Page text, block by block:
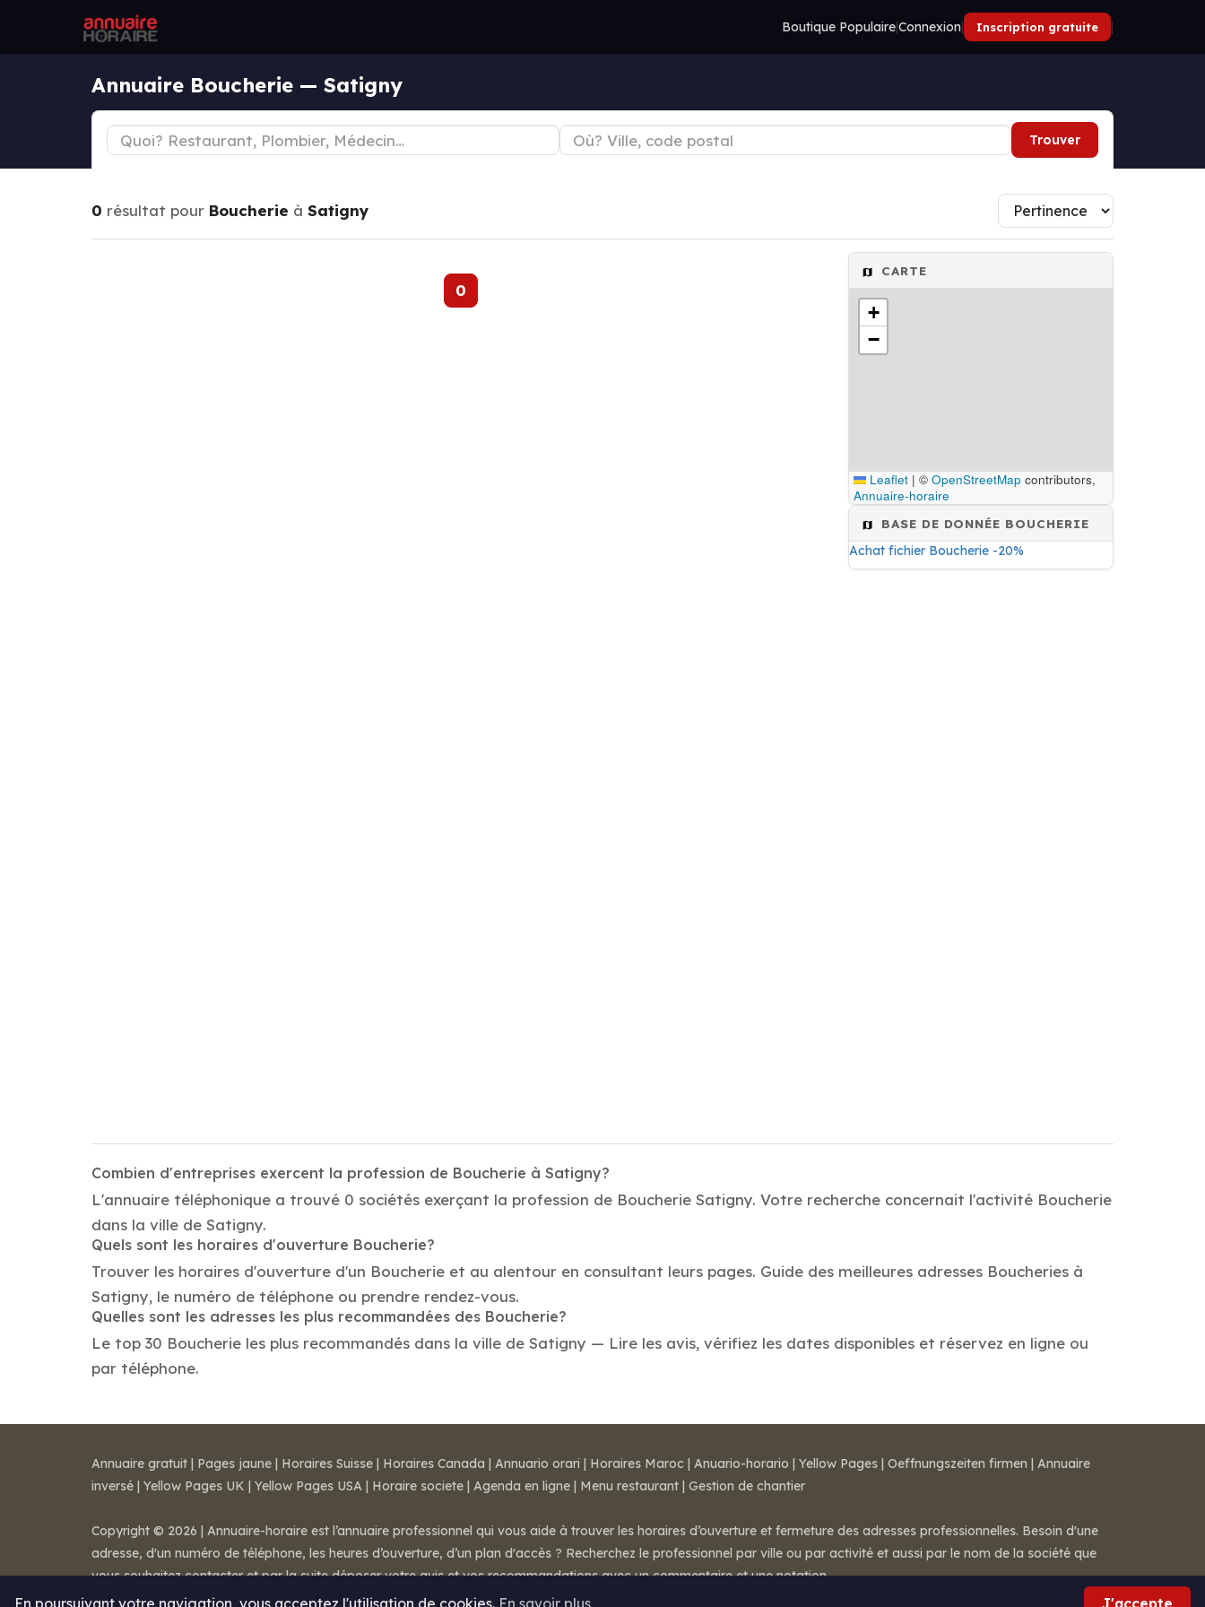
Boutique Populaire|Connexion| Inscription gratuite |
Annuaire Boucherie — Satigny
Trouver
0 résultat pour Boucherie à Satigny
0
CARTE
+
−
Leaflet | © OpenStreetMap contributors,
Annuaire-horaire
BASE DE DONNÉE BOUCHERIE
Achat fichier Boucherie -20%
Combien d'entreprises exercent la profession de Boucherie à Satigny?
L'annuaire téléphonique a trouvé 0 sociétés exerçant la profession de Boucherie Satigny. Votre recherche concernait l'activité Boucherie
dans la ville de Satigny.
Quels sont les horaires d'ouverture Boucherie?
Trouver les horaires d'ouverture d'un Boucherie et au alentour en consultant leurs pages. Guide des meilleures adresses Boucheries à
Satigny, le numéro de téléphone ou prendre rendez-vous.
Quelles sont les adresses les plus recommandées des Boucherie?
Le top 30 Boucherie les plus recommandés dans la ville de Satigny — Lire les avis, vérifiez les dates disponibles et réservez en ligne ou
par téléphone.
En poursuivant votre navigation, vous acceptez l'utilisation de cookies. En savoir plus J'accepte
Annuaire gratuit | Pages jaune | Horaires Suisse | Horaires Canada | Annuario orari | Horaires Maroc | Anuario-horario | Yellow Pages | Oeffnungszeiten firmen | Annuaire
inversé | Yellow Pages UK | Yellow Pages USA | Horaire societe | Agenda en ligne | Menu restaurant | Gestion de chantier
Copyright © 2026 | Annuaire-horaire est l’annuaire professionnel qui vous aide à trouver les horaires d’ouverture et fermeture des adresses professionnelles. Besoin d'une
adresse, d'un numéro de téléphone, les heures d’ouverture, d’un plan d'accès ? Recherchez le professionnel par ville ou par activité et aussi par le nom de la société que
vous souhaitez contacter et par la suite déposer votre avis et vos recommandations avec un commentaire et une notation.
Mentions légales-Conditions de ventes- Contact